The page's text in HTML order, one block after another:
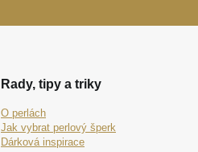
Rady, tipy a triky
O perlách
Jak vybrat perlový šperk
Dárková inspirace